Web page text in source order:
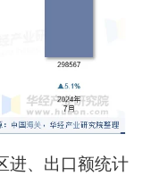
进、出口额统计